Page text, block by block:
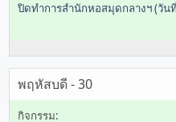
ปิดทำการสำนักหอสมุดกลางฯ (วัน
พฤหัสบดี - 30